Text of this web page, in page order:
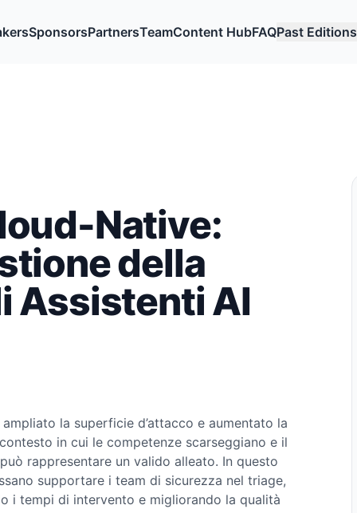
SponsorsPartnersTeamContent HubFAQPast Editions
Native:
della
Assistenti AI
la superficie d’attacco e aumentato la
in cui le competenze scarseggiano e il
rappresentare un valido alleato. In questo
supportare i team di sicurezza nel triage,
i tempi di intervento e migliorando la qualità